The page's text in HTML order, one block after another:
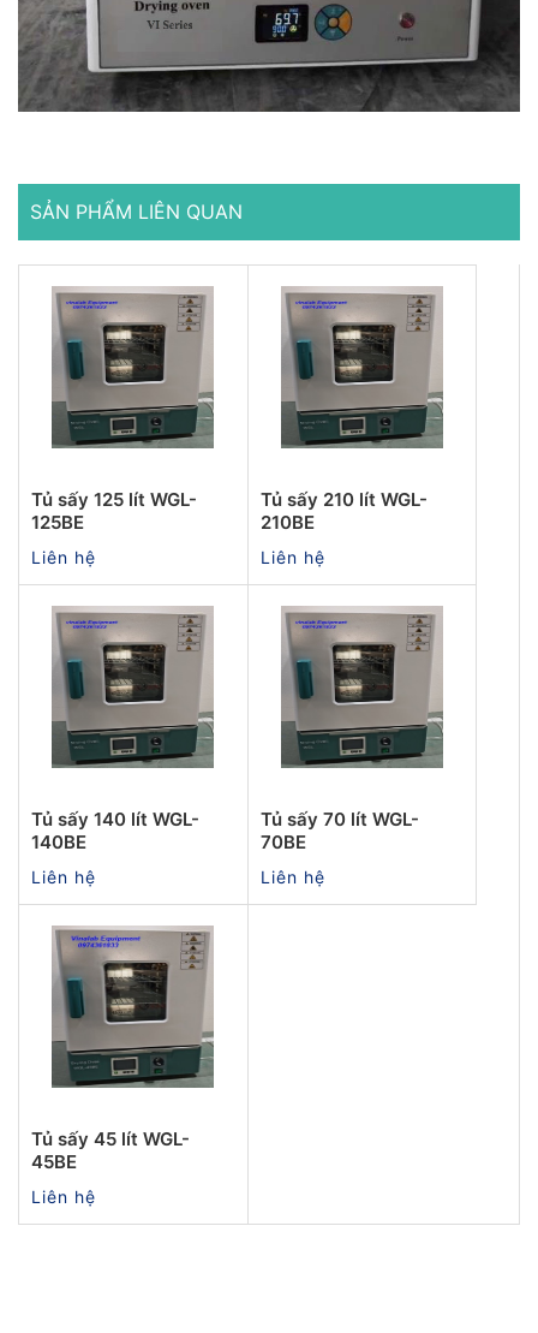
SẢN PHẨM LIÊN QUAN
Tủ sấy 125 lít WGL-
125BE
Liên hệ
Tủ sấy 210 lít WGL-
210BE
Liên hệ
Tủ sấy 140 lít WGL-
140BE
Liên hệ
Tủ sấy 70 lít WGL-
70BE
Liên hệ
Tủ sấy 45 lít WGL-
45BE
Liên hệ